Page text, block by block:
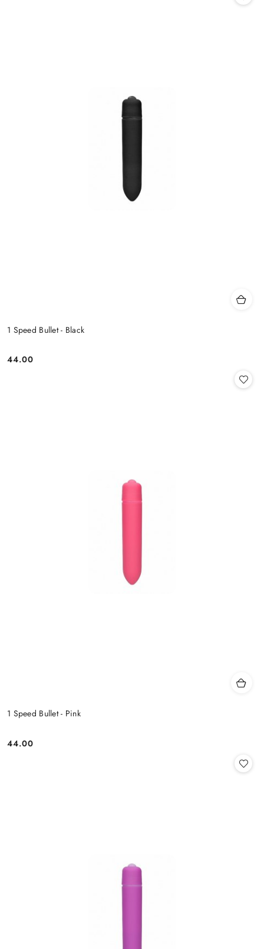
1 Speed Bullet - Black
Cena:
44.00
1 Speed Bullet - Pink
Cena:
44.00